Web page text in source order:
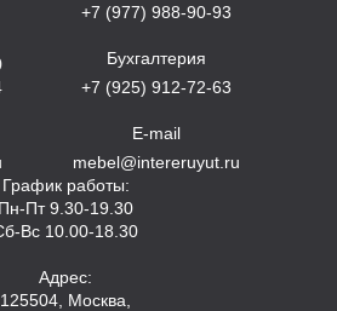
+7 (977) 988-90-93
Бухгалтерия
+7 (925) 912-72-63
E-mail
mebel@intereruyut.ru
График работы:
Пн-Пт 9.30-19.30
Вс 10.00-18.30
Адрес:
125504, Москва,